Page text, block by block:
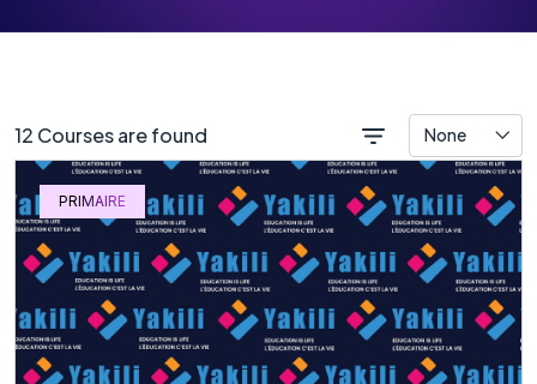
12 Courses are found None
PRIMAIRE